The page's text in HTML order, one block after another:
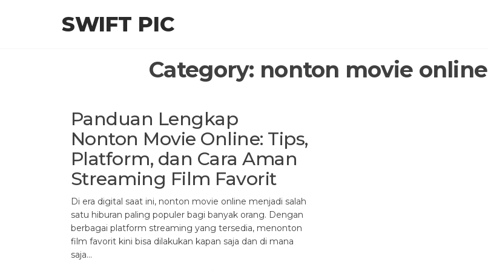
SWIFT PIC
Category: nonton movie online
Panduan Lengkap
Nonton Movie Online: Tips,
Platform, dan Cara Aman
Streaming Film Favorit
Di era digital saat ini, nonton movie online menjadi salah
satu hiburan paling populer bagi banyak orang. Dengan
berbagai platform streaming yang tersedia, menonton
film favorit kini bisa dilakukan kapan saja dan di mana
saja…